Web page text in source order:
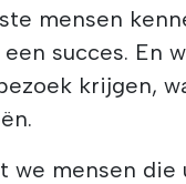
mensen
succes. En
krijgen,
we mensen